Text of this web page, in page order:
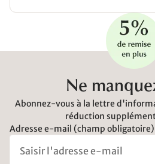
Ne
Abonnez-vous à la lettre
réduction
Adresse e-mail (champ obligatoire)